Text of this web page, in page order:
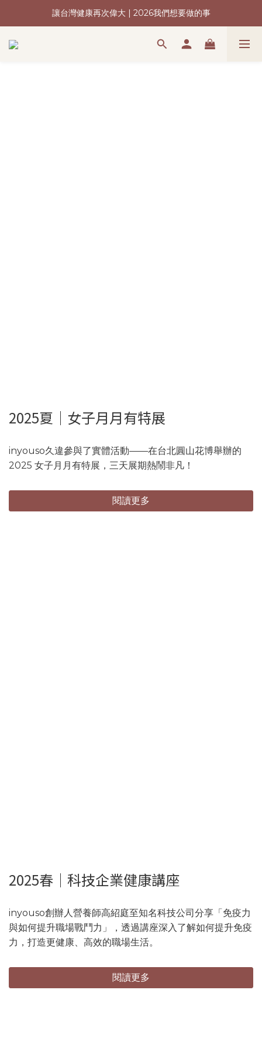
新會員加入再送購物金(現領現折)
讓台灣健康再次偉大 | 2026我們想要做的事
新會員加入再送購物金(現領現折)
2025夏｜女子月月有特展
inyouso久違參與了實體活動——在台北圓山花博舉辦的
2025 女子月月有特展，三天展期熱鬧非凡！
閱讀更多
2025春｜科技企業健康講座
inyouso創辦人營養師高紹庭至知名科技公司分享「免疫力
與如何提升職場戰鬥力」，透過講座深入了解如何提升免疫
力，打造更健康、高效的職場生活。
閱讀更多